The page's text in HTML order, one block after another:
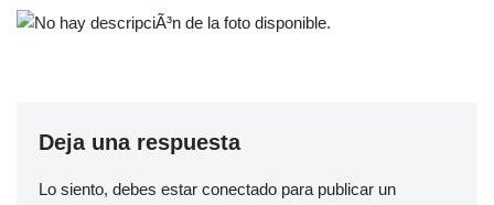
Deja una respuesta
Lo siento, debes estar conectado para publicar un